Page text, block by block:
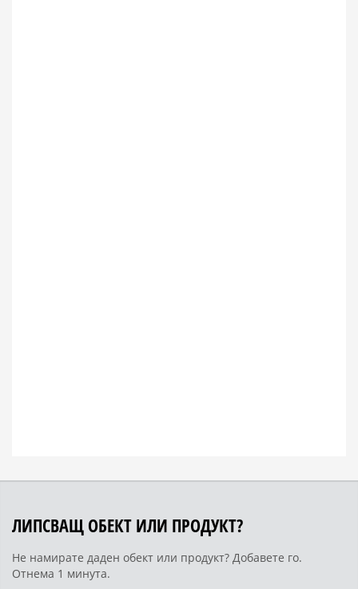
ЛИПСВАЩ ОБЕКТ ИЛИ ПРОДУКТ?
Не намирате даден обект или продукт? Добавете го.
Отнема 1 минута.